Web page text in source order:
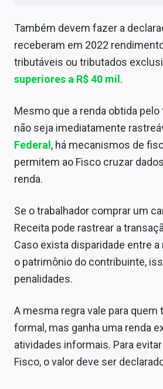
Sobre
Expediente
Contato
Também devem fazer a
receberam em 2022
tributáveis ou tributados
superiores a R$ 40 mil .
Mesmo que a renda obtida pelo
não seja imediatamente
Federal , há mecanismos de
permitem ao Fisco cruzar
renda.
Se o trabalhador comprar um
Receita pode rastrear a
Caso exista disparidade entre a
o patrimônio do contribuinte,
penalidades.
A mesma regra vale para quem
formal, mas ganha uma renda
atividades informais. Para
Fisco, o valor deve ser